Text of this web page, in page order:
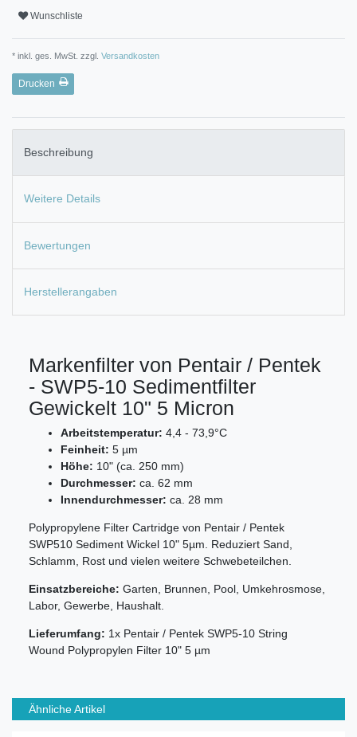
Wunschliste
* inkl. ges. MwSt. zzgl. Versandkosten
Drucken
Beschreibung
Weitere Details
Bewertungen
Herstellerangaben
Markenfilter von Pentair / Pentek
- SWP5-10 Sedimentfilter
Gewickelt 10" 5 Micron
Arbeitstemperatur: 4,4 - 73,9°C
Feinheit: 5 µm
Höhe: 10" (ca. 250 mm)
Durchmesser: ca. 62 mm
Innendurchmesser: ca. 28 mm
Polypropylene Filter Cartridge von Pentair / Pentek
SWP510 Sediment Wickel 10" 5µm. Reduziert Sand,
Schlamm, Rost und vielen weitere Schwebeteilchen.
Einsatzbereiche: Garten, Brunnen, Pool, Umkehrosmose,
Labor, Gewerbe, Haushalt.
Lieferumfang: 1x Pentair / Pentek SWP5-10 String
Wound Polypropylen Filter 10" 5 µm
Ähnliche Artikel